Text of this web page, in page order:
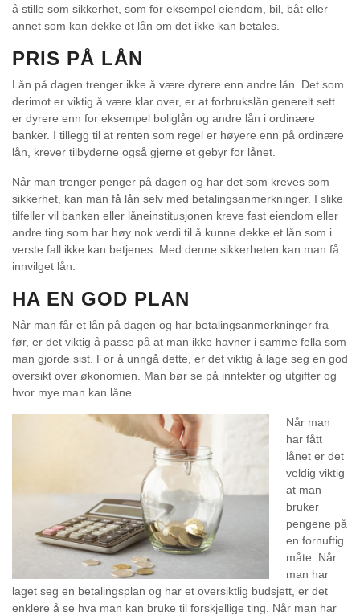
å stille som sikkerhet, som for eksempel eiendom, bil, båt eller
annet som kan dekke et lån om det ikke kan betales.
PRIS PÅ LÅN
Lån på dagen trenger ikke å være dyrere enn andre lån. Det som
derimot er viktig å være klar over, er at forbrukslån generelt sett
er dyrere enn for eksempel boliglån og andre lån i ordinære
banker. I tillegg til at renten som regel er høyere enn på ordinære
lån, krever tilbyderne også gjerne et gebyr for lånet.
Når man trenger penger på dagen og har det som kreves som
sikkerhet, kan man få lån selv med betalingsanmerkninger. I slike
tilfeller vil banken eller låneinstitusjonen kreve fast eiendom eller
andre ting som har høy nok verdi til å kunne dekke et lån som i
verste fall ikke kan betjenes. Med denne sikkerheten kan man få
innvilget lån.
HA EN GOD PLAN
Når man får et lån på dagen og har betalingsanmerkninger fra
før, er det viktig å passe på at man ikke havner i samme fella som
man gjorde sist. For å unngå dette, er det viktig å lage seg en god
oversikt over økonomien. Man bør se på inntekter og utgifter og
hvor mye man kan låne.
Når man
har fått
lånet er det
veldig viktig
at man
bruker
pengene på
en fornuftig
måte. Når
man har
laget seg en betalingsplan og har et oversiktlig budsjett, er det
enklere å se hva man kan bruke til forskjellige ting. Når man har